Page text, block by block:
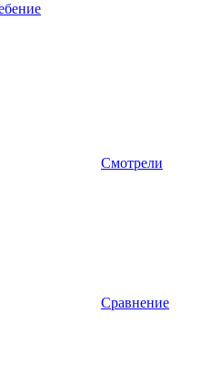
Смотрели
Сравнение